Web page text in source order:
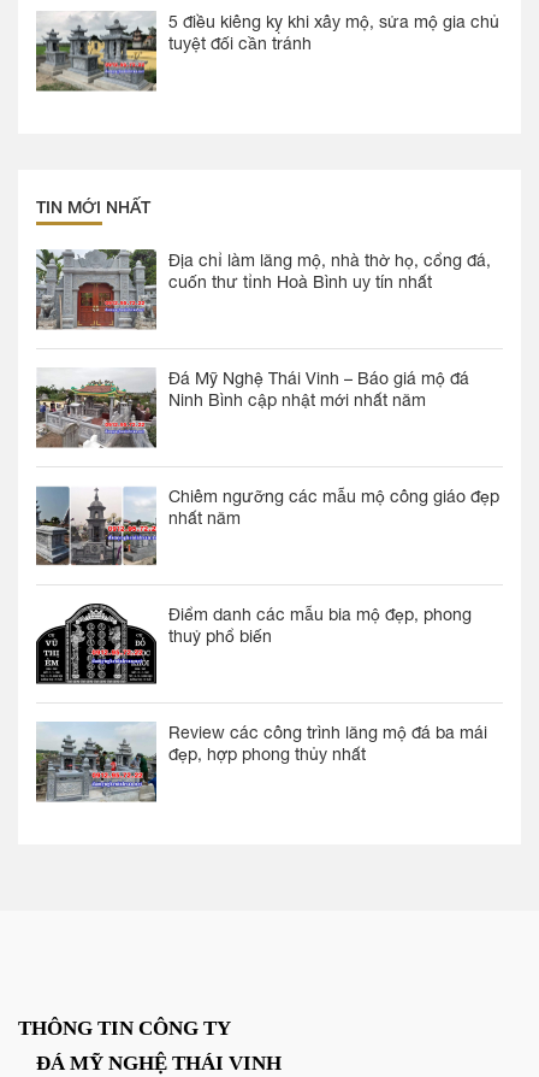
5 điều kiêng kỵ khi xây mộ, sửa mộ gia chủ
tuyệt đối cần tránh
TIN MỚI NHẤT
Địa chỉ làm lăng mộ, nhà thờ họ, cổng đá,
cuốn thư tỉnh Hoà Bình uy tín nhất
Đá Mỹ Nghệ Thái Vinh – Báo giá mộ đá
Ninh Bình cập nhật mới nhất năm
Chiêm ngưỡng các mẫu mộ công giáo đẹp
nhất năm
Điểm danh các mẫu bia mộ đẹp, phong
thuỷ phổ biến
Review các công trình lăng mộ đá ba mái
đẹp, hợp phong thủy nhất
THÔNG TIN CÔNG TY
ĐÁ MỸ NGHỆ THÁI VINH